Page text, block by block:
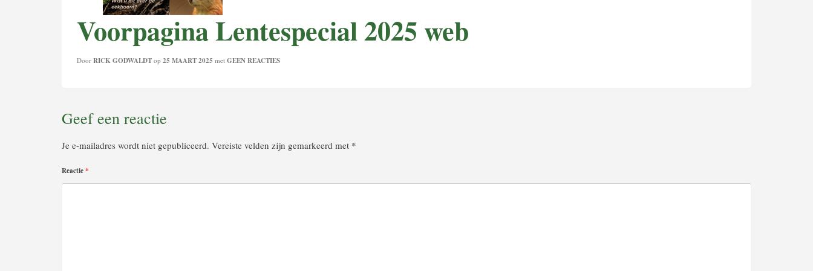
Voorpagina Lentespecial 2025 web
Door RICK GODWALDT op 25 MAART 2025 met GEEN REACTIES
Geef een reactie
Je e-mailadres wordt niet gepubliceerd. Vereiste velden zijn gemarkeerd met *
Reactie*